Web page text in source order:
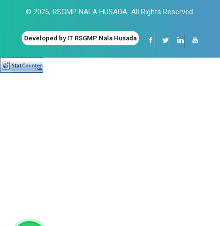
© 2026, RSGMP NALA HUSADA All Rights Reserved.
Developed by IT RSGMP Nala Husada